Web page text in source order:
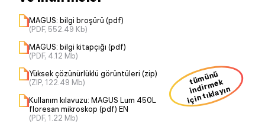
MAGUS: bilgi broşürü (pdf)
(PDF, 552.49 Kb)
MAGUS: bilgi kitapçığı (pdf)
(PDF, 4.12 Mb)
Yüksek çözünürlüklü görüntüleri (zip)
(ZIP, 122.49 Mb)
Kullanım kılavuzu: MAGUS Lum 450L
floresan mikroskop (pdf) EN
(PDF, 1.22 Mb)
t
ü
m
ü
n
ü
i
n
dir
m
ek
için tıklayın